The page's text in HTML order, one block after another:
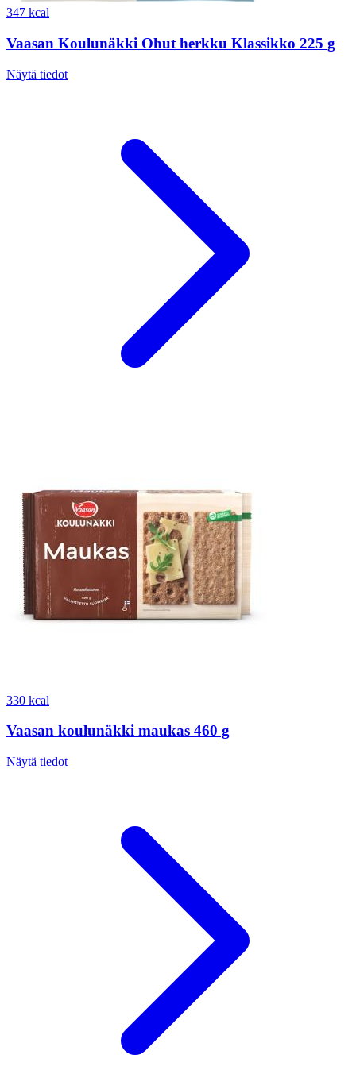
347 kcal
Vaasan Koulunäkki Ohut herkku Klassikko 225 g
Näytä tiedot
330 kcal
Vaasan koulunäkki maukas 460 g
Näytä tiedot